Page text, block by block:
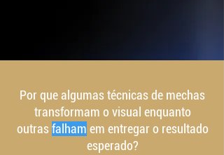
Por que algumas técnicas de mechas
transformam o visual enquanto
outrasfalham em entregar o resultado
esperado?